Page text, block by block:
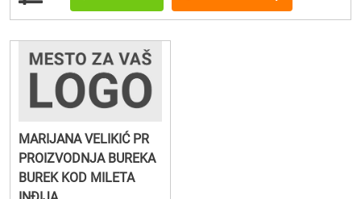
MARIJANA VELIKIĆ PR
PROIZVODNJA BUREKA
BUREK KOD MILETA